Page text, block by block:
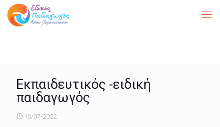
Εκπαιδευτικός -ειδική
παιδαγωγός
10/07/2022